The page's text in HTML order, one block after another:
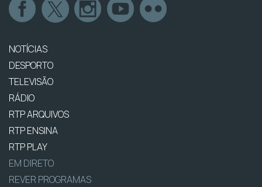
NOTÍCIAS
DESPORTO
TELEVISÃO
RÁDIO
RTP ARQUIVOS
RTP ENSINA
RTP PLAY
EM DIRETO
REVER PROGRAMAS